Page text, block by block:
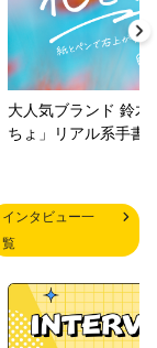
大人気ブランド 鈴木
ちょ」リアル系手書
インタビュー一
覧